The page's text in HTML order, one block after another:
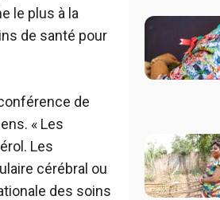
le plus à la
de santé pour
de
« Les
Les
cérébral ou
des soins